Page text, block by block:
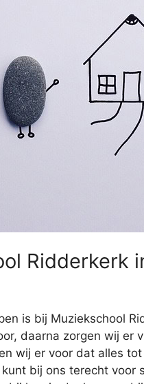
Ridderkerk
is bij Muziekschool
daarna zorgen wij er
wij er voor dat alles
bij ons terecht voor